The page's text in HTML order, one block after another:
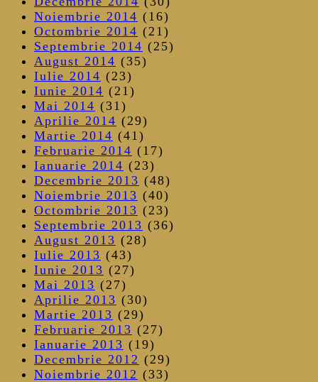
Noiembrie 2014 (16)
Octombrie 2014 (21)
Septembrie 2014 (25)
August 2014 (35)
Iulie 2014 (23)
Iunie 2014 (21)
Mai 2014 (31)
Aprilie 2014 (29)
Martie 2014 (41)
Februarie 2014 (17)
Ianuarie 2014 (23)
Decembrie 2013 (48)
Noiembrie 2013 (40)
Octombrie 2013 (23)
Septembrie 2013 (36)
August 2013 (28)
Iulie 2013 (43)
Iunie 2013 (27)
Mai 2013 (27)
Aprilie 2013 (30)
Martie 2013 (29)
Februarie 2013 (27)
Ianuarie 2013 (19)
Decembrie 2012 (29)
Noiembrie 2012 (33)